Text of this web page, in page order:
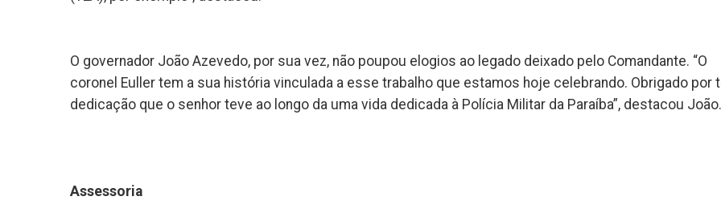
O governador João Azevedo, por sua vez, não poupou elogios ao legado deixado pelo Comandante. “O
coronel Euller tem a sua história vinculada a esse trabalho que estamos hoje celebrando. Obrigado por
dedicação que o senhor teve ao longo da uma vida dedicada à Polícia Militar da Paraíba”, destacou João.
Assessoria